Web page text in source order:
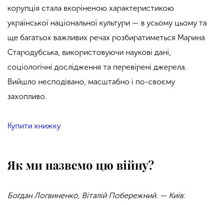
корупція стала вкоріненою характеристикою
української національної культури — в усьому цьому та
ще багатьох важливих речах розбиратиметься Марина
Стародубська, використовуючи наукові дані,
соціологічні дослідження та перевірені джерела.
Вийшло несподівано, масштабно і по-своєму
захопливо.
Купити книжку
Як ми назвемо цю війну?
Богдан Логвиненко, Віталій Побережний. — Київ: